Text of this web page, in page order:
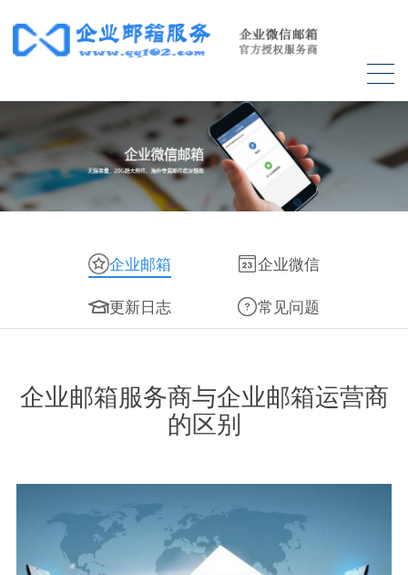
企业邮箱 企业微信
更新日志 常见问题
企业邮箱服务商与企业邮箱运营商
的区别